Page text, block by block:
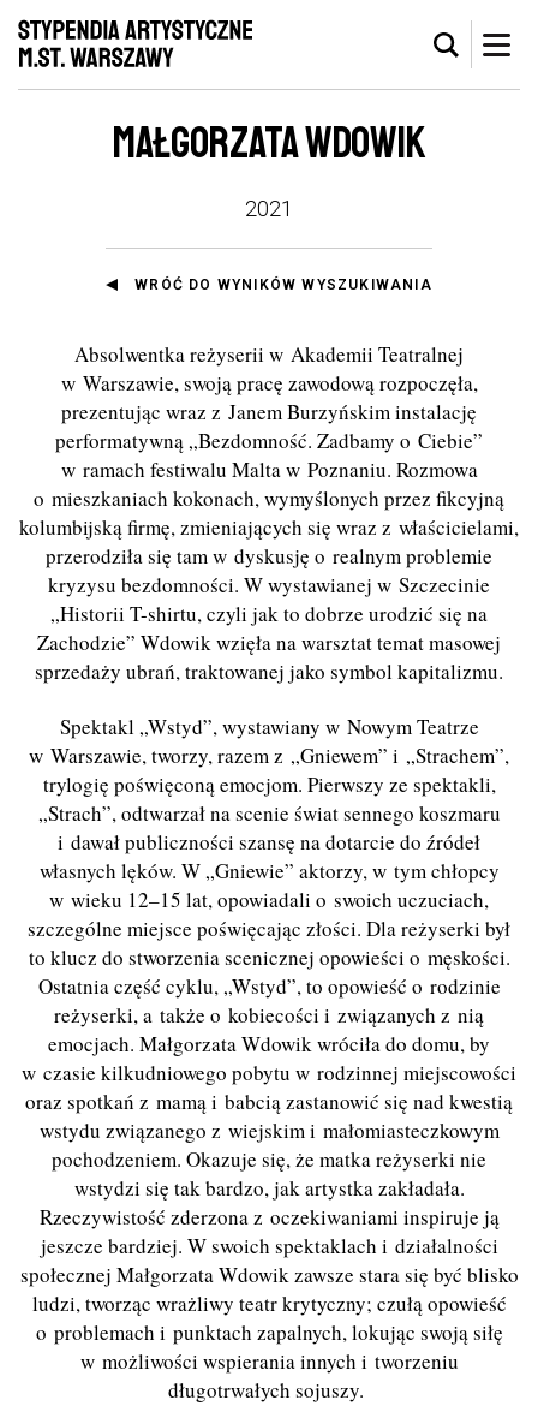
MAŁGORZATA WDOWIK
2021
WRÓĆ DO WYNIKÓW WYSZUKIWANIA
Absolwentka reżyserii w Akademii Teatralnej
w Warszawie, swoją pracę zawodową rozpoczęła,
prezentując wraz z Janem Burzyńskim instalację
performatywną „Bezdomność. Zadbamy o Ciebie”
w ramach festiwalu Malta w Poznaniu. Rozmowa
o mieszkaniach kokonach, wymyślonych przez fikcyjną
kolumbijską firmę, zmieniających się wraz z właścicielami,
przerodziła się tam w dyskusję o realnym problemie
kryzysu bezdomności. W wystawianej w Szczecinie
„Historii T-shirtu, czyli jak to dobrze urodzić się na
Zachodzie” Wdowik wzięła na warsztat temat masowej
sprzedaży ubrań, traktowanej jako symbol kapitalizmu.
Spektakl „Wstyd”, wystawiany w Nowym Teatrze
w Warszawie, tworzy, razem z „Gniewem” i „Strachem”,
trylogię poświęconą emocjom. Pierwszy ze spektakli,
„Strach”, odtwarzał na scenie świat sennego koszmaru
i dawał publiczności szansę na dotarcie do źródeł
własnych lęków. W „Gniewie” aktorzy, w tym chłopcy
w wieku 12–15 lat, opowiadali o swoich uczuciach,
szczególne miejsce poświęcając złości. Dla reżyserki był
to klucz do stworzenia scenicznej opowieści o męskości.
Ostatnia część cyklu, „Wstyd”, to opowieść o rodzinie
reżyserki, a także o kobiecości i związanych z nią
emocjach. Małgorzata Wdowik wróciła do domu, by
w czasie kilkudniowego pobytu w rodzinnej miejscowości
oraz spotkań z mamą i babcią zastanowić się nad kwestią
wstydu związanego z wiejskim i małomiasteczkowym
pochodzeniem. Okazuje się, że matka reżyserki nie
wstydzi się tak bardzo, jak artystka zakładała.
Rzeczywistość zderzona z oczekiwaniami inspiruje ją
jeszcze bardziej. W swoich spektaklach i działalności
społecznej Małgorzata Wdowik zawsze stara się być blisko
ludzi, tworząc wrażliwy teatr krytyczny; czułą opowieść
o problemach i punktach zapalnych, lokując swoją siłę
w możliwości wspierania innych i tworzeniu
długotrwałych sojuszy.